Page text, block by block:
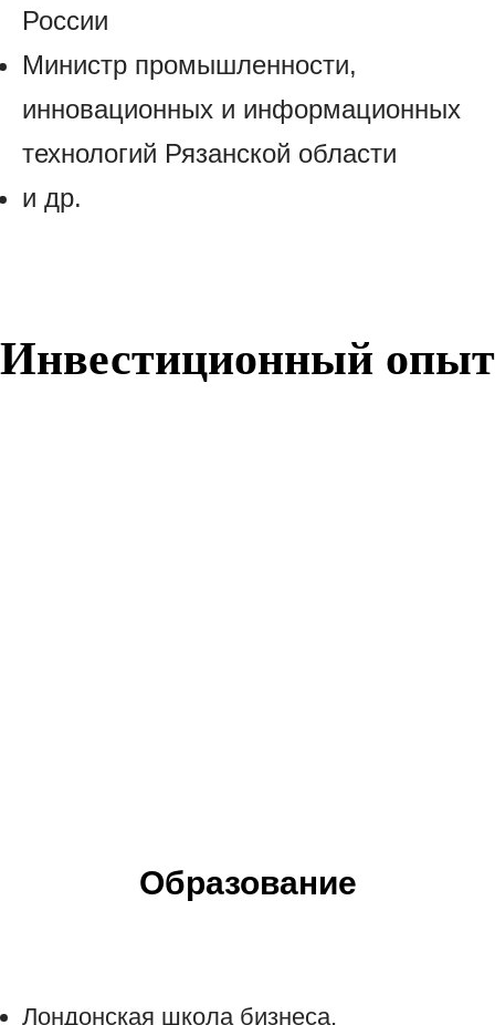
России
Министр промышленности,
инновационных и информационных
технологий Рязанской области
и др.
Инвестиционный опыт
Образование
Лондонская школа бизнеса,